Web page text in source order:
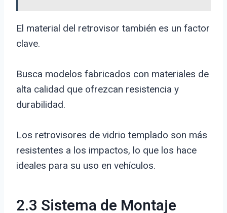
El material del retrovisor también es un factor
clave.
Busca modelos fabricados con materiales de
alta calidad que ofrezcan resistencia y
durabilidad.
Los retrovisores de vidrio templado son más
resistentes a los impactos, lo que los hace
ideales para su uso en vehículos.
2.3 Sistema de Montaje